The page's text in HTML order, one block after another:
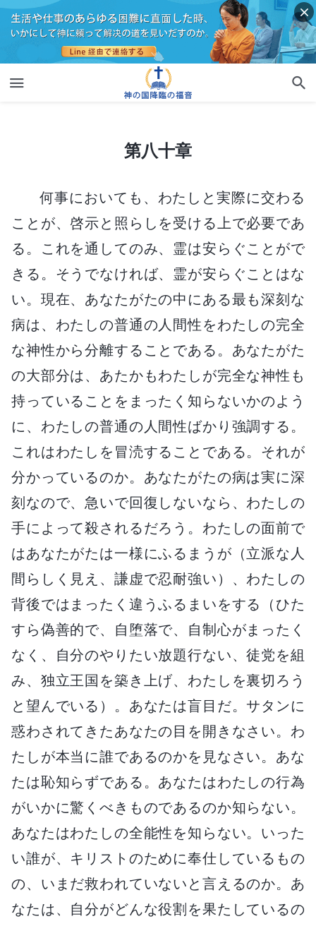
第八十章
何事においても、わたしと実際に交わる
ことが、啓示と照らしを受ける上で必要であ
る。これを通してのみ、霊は安らぐことがで
きる。そうでなければ、霊が安らぐことはな
い。現在、あなたがたの中にある最も深刻な
病は、わたしの普通の人間性をわたしの完全
な神性から分離することである。あなたがた
の大部分は、あたかもわたしが完全な神性も
持っていることをまったく知らないかのよう
に、わたしの普通の人間性ばかり強調する。
これはわたしを冒涜することである。それが
分かっているのか。あなたがたの病は実に深
刻なので、急いで回復しないなら、わたしの
手によって殺されるだろう。わたしの面前で
はあなたがたは一様にふるまうが（立派な人
間らしく見え、謙虚で忍耐強い）、わたしの
背後ではまったく違うふるまいをする（ひた
すら偽善的で、自堕落で、自制心がまったく
なく、自分のやりたい放題行ない、徒党を組
み、独立王国を築き上げ、わたしを裏切ろう
と望んでいる）。あなたは盲目だ。サタンに
惑わされてきたあなたの目を開きなさい。わ
たしが本当に誰であるのかを見なさい。あな
たは恥知らずである。あなたはわたしの行為
がいかに驚くべきものであるのか知らない。
あなたはわたしの全能性を知らない。いった
い誰が、キリストのために奉仕しているもの
の、いまだ救われていないと言えるのか。あ
なたは、自分がどんな役割を果たしているの